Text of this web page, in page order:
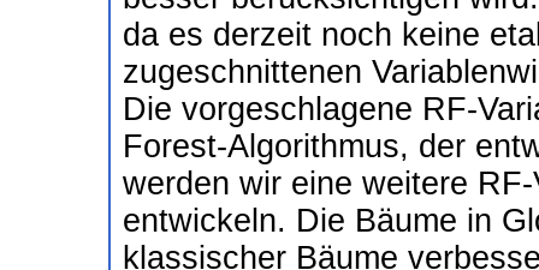
da es derzeit noch keine
zugeschnittenen
Die vorgeschlagene RF-
Forest-Algorithmus, der
werden wir eine weitere
entwickeln. Die Bäume in
klassischer Bäume